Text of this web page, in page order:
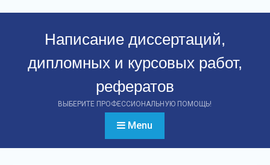
Написание диссертаций,
дипломных и курсовых работ,
рефератов
ВЫБЕРИТЕ ПРОФЕССИОНАЛЬНУЮ ПОМОЩЬ!
Menu